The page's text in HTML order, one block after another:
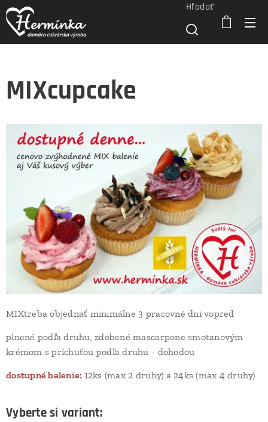
Hľadať
MIXcupcake
MIXtreba objednať minimálne 3 pracovné dni vopred
plnené podľa druhu, zdobené mascarpone smotanovým
krémom s príchuťou podľa druhu - dohodou
dostupné balenie: 12ks (max 2 druhy) a 24ks (max 4 druhy)
Vyberte si variant: